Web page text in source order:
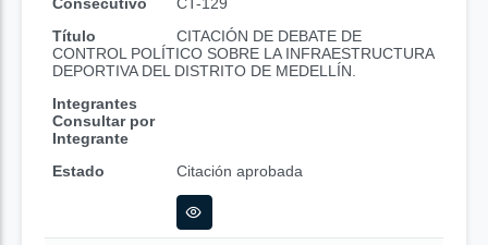
Título
CITACIÓN DE DEBATE DE
CONTROL POLÍTICO SOBRE LA INFRAESTRUCTURA
DEPORTIVA DEL DISTRITO DE MEDELLÍN.
Integrantes
Consultar por
Integrante
Estado
Citación aprobada